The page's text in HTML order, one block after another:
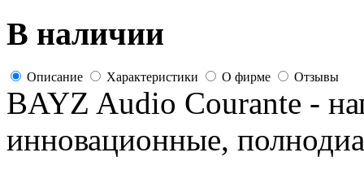
В наличии
Описание Характеристики О фирме Отзывы
BAYZ Audio Courante -
инновационные,